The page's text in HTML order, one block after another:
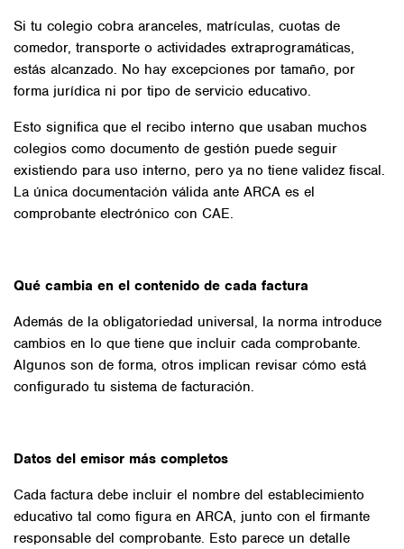
Si tu colegio cobra aranceles, matrículas, cuotas de
comedor, transporte o actividades extraprogramáticas,
estás alcanzado. No hay excepciones por tamaño, por
forma jurídica ni por tipo de servicio educativo.
Esto significa que el recibo interno que usaban muchos
colegios como documento de gestión puede seguir
existiendo para uso interno, pero ya no tiene validez fiscal.
La única documentación válida ante ARCA es el
comprobante electrónico con CAE.
Qué cambia en el contenido de cada factura
Además de la obligatoriedad universal, la norma introduce
cambios en lo que tiene que incluir cada comprobante.
Algunos son de forma, otros implican revisar cómo está
configurado tu sistema de facturación.
Datos del emisor más completos
Cada factura debe incluir el nombre del establecimiento
educativo tal como figura en ARCA, junto con el firmante
responsable del comprobante. Esto parece un detalle